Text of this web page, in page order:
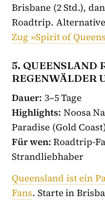
Brisbane (2 Std.),
Roadtrip.
Zug »Spirit of
5. QUEENSLAND
REGENWÄLDER
Dauer: 3–5 Tage
Highlights: Noosa
Paradise (Gold
Für wen:Roadtrip-
Strandliebhaber
Queensland ist ein
Fans. Starte in